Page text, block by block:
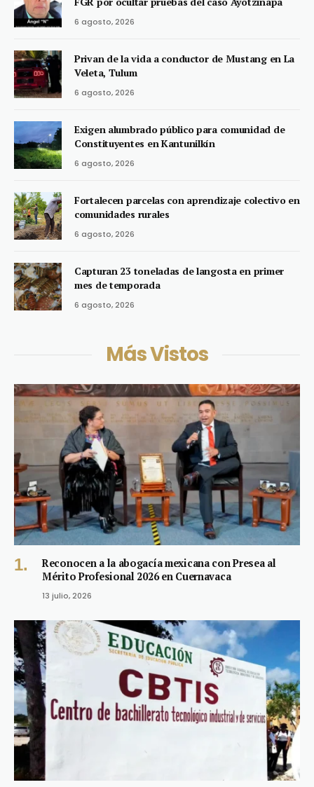
6 agosto, 2026
Privan de la vida a conductor de Mustang en La
Veleta, Tulum
6 agosto, 2026
Exigen alumbrado público para comunidad de
Constituyentes en Kantunilkín
6 agosto, 2026
Fortalecen parcelas con aprendizaje colectivo en
comunidades rurales
6 agosto, 2026
Capturan 23 toneladas de langosta en primer
mes de temporada
6 agosto, 2026
Más Vistos
Reconocen a la abogacía mexicana con Presea al
Mérito Profesional 2026 en Cuernavaca
13 julio, 2026